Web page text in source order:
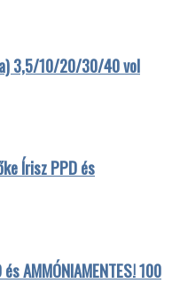
3,5/10/20/30/40 vol
Írisz PPD és
AMMÓNIAMENTES! 100